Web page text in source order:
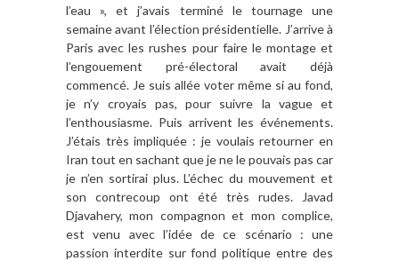
l’eau », et j’avais terminé le tournage une
semaine avant l’élection présidentielle. J’arrive à
Paris avec les rushes pour faire le montage et
l’engouement pré-électoral avait déjà
commencé. Je suis allée voter même si au fond,
je n’y croyais pas, pour suivre la vague et
l’enthousiasme. Puis arrivent les événements.
J’étais très impliquée : je voulais retourner en
Iran tout en sachant que je ne le pouvais pas car
je n’en sortirai plus. L’échec du mouvement et
son contrecoup ont été très rudes. Javad
Djavahery, mon compagnon et mon complice,
est venu avec l’idée de ce scénario : une
passion interdite sur fond politique entre des